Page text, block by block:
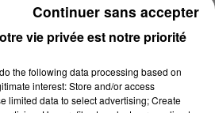
vie privée est notre priorité
do the following data processing based on
interest: Store and/or access
limited data to select advertising; Create
Continuer sans accepter